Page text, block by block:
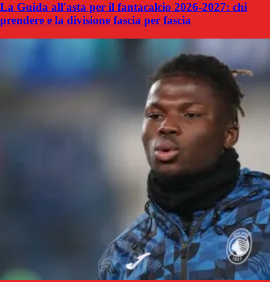
La Guida all'asta per il fantacalcio 2026-2027: chi
prendere e la divisione fascia per fascia